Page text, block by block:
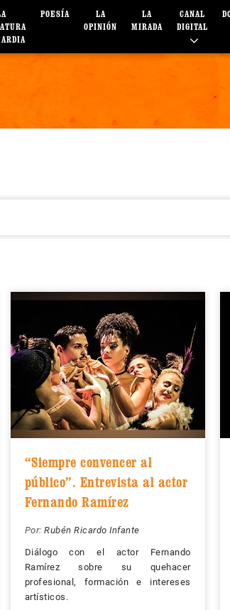
POESÍA
LA
OPINIÓN
LA
MIRADA
CANAL
DIGITAL
“Siempre convencer al
público”. Entrevista al actor
Fernando Ramírez
Por: Rubén Ricardo Infante
Diálogo con el actor Fernando
Ramírez sobre su quehacer
profesional, formación e intereses
artísticos.